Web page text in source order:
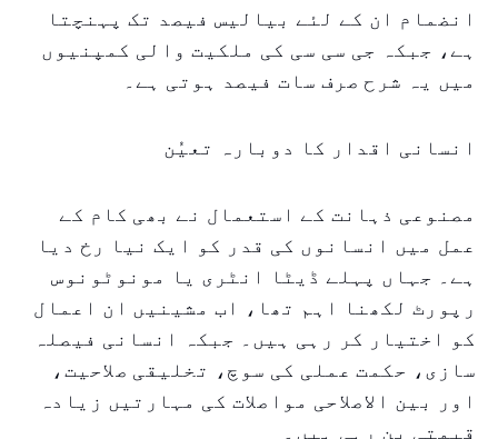
انضمام ان کے لئے بیالیس فیصد تک پہنچتا
ہے، جبکہ جی سی سی کی ملکیت والی کمپنیوں
میں یہ شرح صرف سات فیصد ہوتی ہے۔
انسانی اقدار کا دوبارہ تعیُن
مصنوعی ذہانت کے استعمال نے بھی کام کے
عمل میں انسانوں کی قدر کو ایک نیا رخ دیا
ہے۔ جہاں پہلے ڈیٹا انٹری یا مونوٹونوس
رپورٹ لکھنا اہم تھا، اب مشینیں ان اعمال
کو اختیار کر رہی ہیں۔ جبکہ انسانی فیصلہ
سازی، حکمت عملی کی سوچ، تخلیقی صلاحیت،
اور بین الاصلاحی مواصلات کی مہارتیں زیادہ
قیمتی بن رہی ہیں۔